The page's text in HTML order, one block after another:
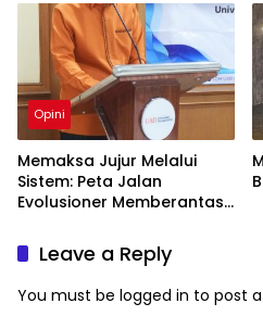
Opini
Memaksa Jujur Melalui
Sistem: Peta Jalan
Evolusioner Memberantas
Leave a Reply
You must be logged in to post